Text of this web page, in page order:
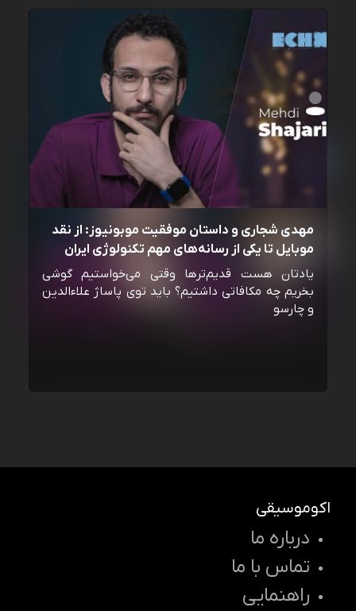
مهدی شجاری و داستان موفقیت موبونیوز: از نقد
موبایل تا یکی از رسانه‌‌های مهم تکنولوژی ایران
یادتان هست قدیم‌ترها وقتی می‌خواستیم گوشی
بخریم چه مکافاتی داشتیم؟ باید توی پاساژ علاءالدین
و چارسو
اکوموسیقی
درباره ما
تماس با ما
راهنمایی